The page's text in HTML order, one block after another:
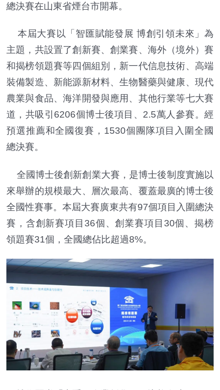
總決賽在山東省煙台市開幕。
本屆大賽以「智匯賦能發展 博創引領未來」為
主題，共設置了創新賽、創業賽、海外（境外）賽
和揭榜領題賽等四個組別，新一代信息技術、高端
裝備製造、新能源新材料、生物醫藥與健康、現代
農業與食品、海洋開發與應用、其他行業等七大賽
道，共吸引6206個博士後項目、2.5萬人參賽。經
預選推薦和全國復賽，1530個團隊項目入圍全國
總決賽。
全國博士後創新創業大賽，是博士後制度實施以
來舉辦的規模最大、層次最高、覆蓋最廣的博士後
全國性賽事。本屆大賽廣東共有97個項目入圍總決
賽，含創新賽項目36個、創業賽項目30個、揭榜
領題賽31個，全國總佔比超過8%。